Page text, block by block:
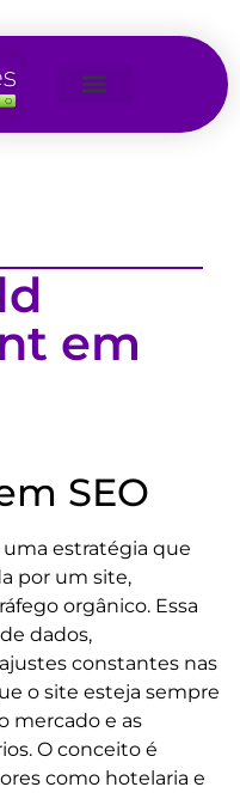
em
SEO
estratégia que
por um site,
orgânico. Essa
dados,
constantes nas
o site esteja sempre
mercado e as
O conceito é
como hotelaria e